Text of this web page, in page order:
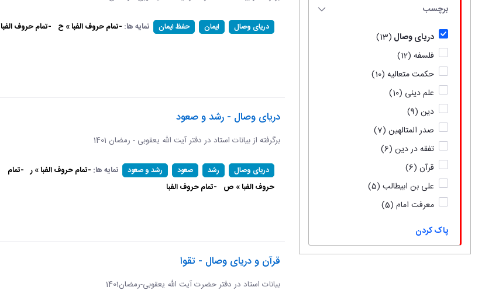
برچسب
دریای وصال (13)
فلسفه (12)
حکمت متعالیه (10)
علم دینی (10)
دین (9)
صدر المتالهین (7)
تفقه در دین (6)
قرآن (6)
علی بن ابیطالب (5)
معرفت امام (5)
پاک کردن
دریای وصال ایمان حفظ ایمان نمایه ها: -تمام حروف الفبا » ح -تمام حروف الفبا
دریای وصال - رشد و صعود
برگرفته از بیانات استاد در دفتر آیت الله یعقوبی - رمضان 1401
دریای وصال رشد صعود رشد و صعود نمایه ها: -تمام حروف الفبا » ر -تمام
حروف الفبا » ص -تمام حروف الفبا
قرآن و دریای وصال - تقوا
بیانات استاد در دفتر حضرت آیت الله یعقوبی-رمضان1401